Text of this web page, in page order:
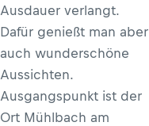
Ausdauer verlangt.
Dafür genießt man aber
auch wunderschöne
Aussichten.
Ausgangspunkt ist der
Ort Mühlbach am